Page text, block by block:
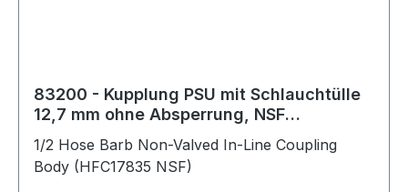
83200 - Kupplung PSU mit Schlauchtülle
12,7 mm ohne Absperrung, NSF
1/2 Hose Barb Non-Valved In-Line Coupling
Body (HFC17835 NSF)